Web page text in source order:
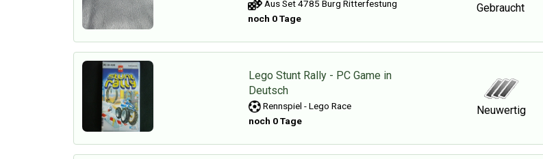
Aus Set 4785 Burg Ritterfestung
noch 0 Tage
Gebraucht
Lego Stunt Rally - PC Game in
Deutsch
Rennspiel - Lego Race
noch 0 Tage
Neuwertig